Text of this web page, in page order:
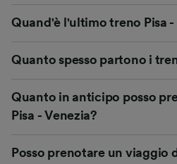
Quand'è l'ultimo treno Pisa -
Quanto spesso partono i
Quanto in anticipo posso
Pisa - Venezia?
Posso prenotare un viaggio